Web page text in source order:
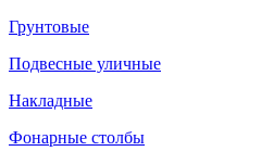
Грунтовые
Подвесные уличные
Накладные
Фонарные столбы